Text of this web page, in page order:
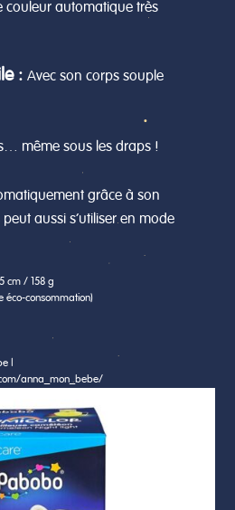
couleur automatique très
: Avec son corps souple
même sous les draps !
grâce à son
aussi s’utiliser en mode
cm / 158 g
éco-consommation)
|
anna_mon_bebe/